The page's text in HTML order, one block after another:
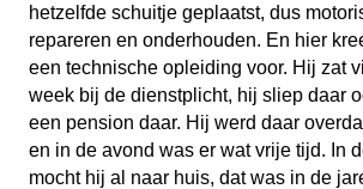
hetzelfde schuitje geplaatst, dus
repareren en onderhouden. En hier
een technische opleiding voor. Hij zat
week bij de dienstplicht, hij sliep daar
een pension daar. Hij werd daar
en in de avond was er wat vrije tijd. In
mocht hij al naar huis, dat was in de